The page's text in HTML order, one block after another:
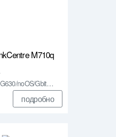
M710q
noOS/Gbit…
подробно